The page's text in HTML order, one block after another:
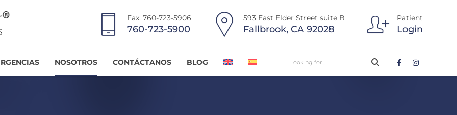
Fax: 760-723-5906
760-723-5900
593 East Elder Street suite B
Fallbrook, CA 92028
Patient
Login
NOSOTROS CONTÁCTANOS BLOG